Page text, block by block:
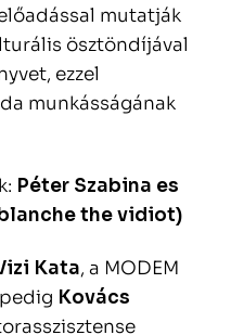
mutatják
ösztöndíjával
ezzel
munkásságának
Péter Szabina es
the vidiot)
Kata, a MODEM
Kovács